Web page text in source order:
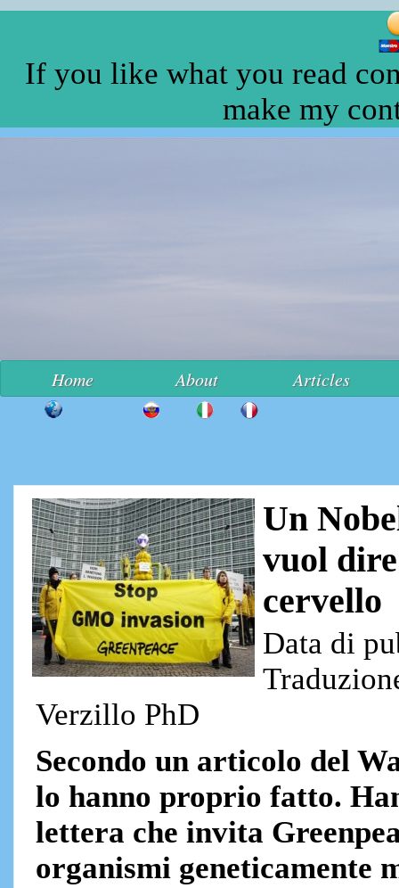
If you like what you read
make my
Home About Articles
Un
vuol
cervello
Data di
Verzillo PhD
Secondo un articolo del
lo hanno proprio fatto.
lettera che invita
organismi